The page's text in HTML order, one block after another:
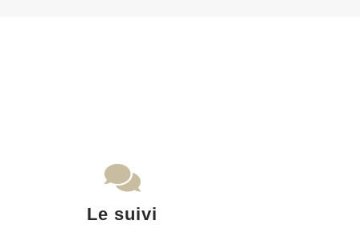
Le suivi